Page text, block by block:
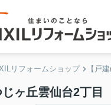
リフォームショップ 【戸
ヶ丘雲仙台2丁目